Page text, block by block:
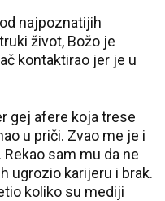
najpoznatijih
život, Božo je
kontaktirao jer je u
gej afere koja trese
u priči. Zvao me je i
sam mu da ne
ugrozio karijeru i brak.
koliko su mediji